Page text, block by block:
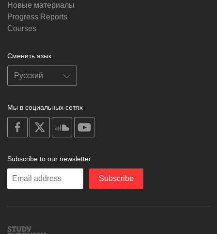
Новые материалы
Progress Reports
Courses
Сменить язык
Мы в социальных сетях
on
facebook
soundcloud
Subscribe to our newsletter
Enter
Subscribe
Study